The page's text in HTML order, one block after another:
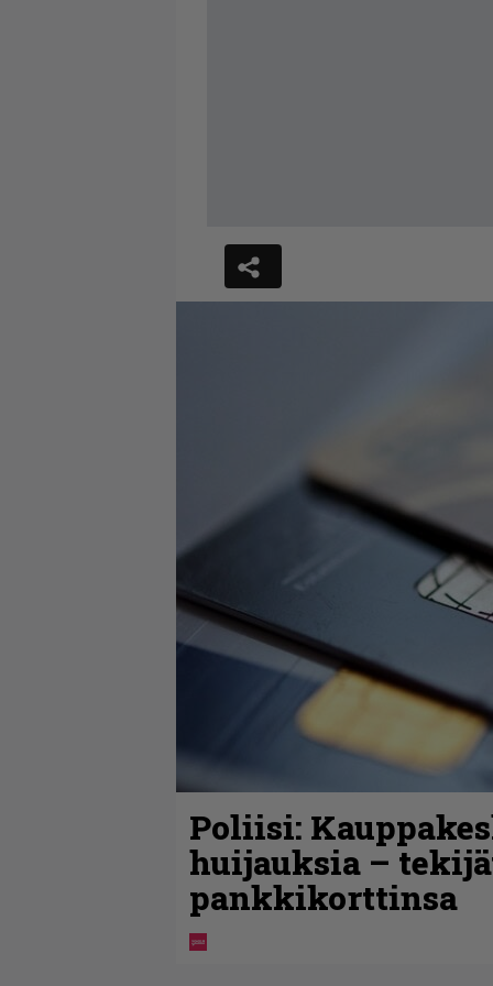
Poliisi:
huijauksia –
pankkikorttinsa